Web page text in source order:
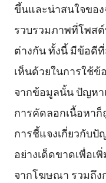
ขึ้นและน่าสนใจขอ
รวบรวมภาพที่โพส
ต่างกัน ทั้งนี้ มีข้อดี
เห็นด้วยในการใช้
จากข้อมูลนั้น ปัญหา
การคัดลอกเนื้อหา
การชี้แจงเกี่ยวกับปั
อย่างเด็ดขาดเพื่อเ
จากโฆษณา รวมถึง